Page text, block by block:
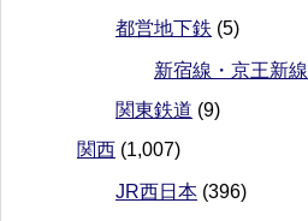
都営地下鉄 (5)
新宿線・京王新線
関東鉄道 (9)
関西 (1,007)
JR西日本 (396)